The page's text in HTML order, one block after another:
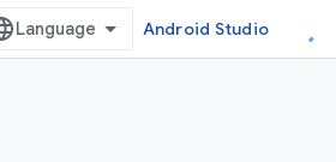
Android Studio